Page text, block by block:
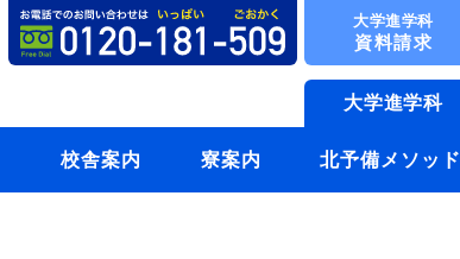
大学進学科
資料請求
大学進学科
校舎案内 寮案内 北予備メソッド